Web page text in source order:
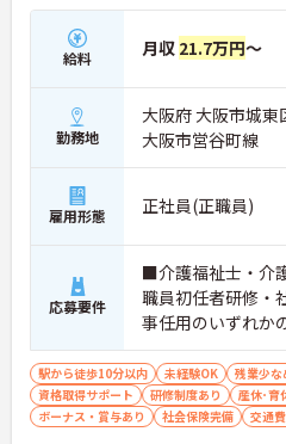
給料 月収 21.7万円～
勤務地
大阪府 大阪市城東
大阪市営谷町線
雇用形態 正社員(正職員)
応募要件
■介護福祉士・介
職員初任者研修・
事任用のいずれか
免許（AT限定可
駅から徒歩10分以内 未経験OK 残業少な
資格取得サポート
研修制度あり
産休･育
ボーナス・賞与あり
社会保険完備 交通